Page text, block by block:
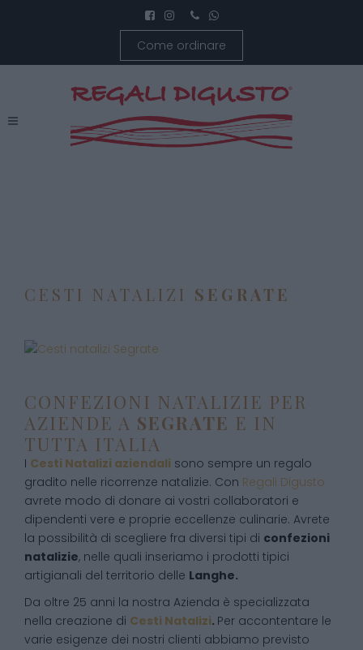
Come ordinare
CESTI NATALIZI SEGRATE
CONFEZIONI NATALIZIE PER
AZIENDE A SEGRATE E IN
TUTTA ITALIA
I Cesti Natalizi aziendali sono sempre un regalo
gradito nelle ricorrenze natalizie. Con Regali Digusto
avrete modo di donare ai vostri collaboratori e
dipendenti vere e proprie eccellenze culinarie. Avrete
la possibilità di scegliere fra diversi tipi di confezioni
natalizie, nelle quali inseriamo i prodotti tipici
artigianali del territorio delle Langhe.
Da oltre 25 anni la nostra Azienda è specializzata
nella creazione di Cesti Natalizi. Per accontentare le
varie esigenze dei nostri clienti abbiamo previsto